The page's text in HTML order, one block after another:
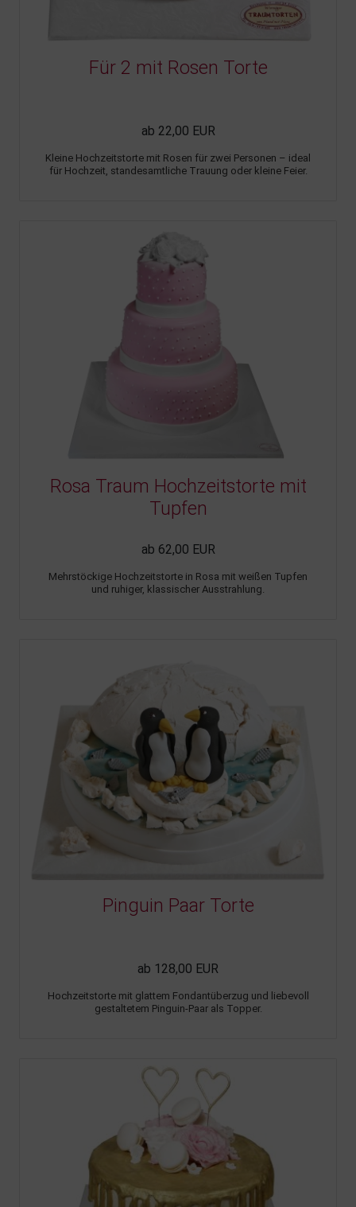
Für 2 mit Rosen Torte
ab 22,00 EUR
Kleine Hochzeitstorte mit Rosen für zwei Personen – ideal
für Hochzeit, standesamtliche Trauung oder kleine Feier.
Rosa Traum Hochzeitstorte mit
Tupfen
ab 62,00 EUR
Mehrstöckige Hochzeitstorte in Rosa mit weißen Tupfen
und ruhiger, klassischer Ausstrahlung.
Pinguin Paar Torte
ab 128,00 EUR
Hochzeitstorte mit glattem Fondantüberzug und liebevoll
gestaltetem Pinguin-Paar als Topper.